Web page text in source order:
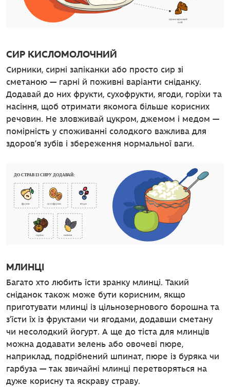
СИР КИСЛОМОЛОЧНИЙ
Сирники, сирні запіканки або просто сир зі
сметаною — гарні й поживні варіанти сніданку.
Додавай до них фрукти, сухофрукти, ягоди, горіхи та
насіння, щоб отримати якомога більше корисних
речовин. Не зловживай цукром, джемом і медом —
помірність у споживанні солодкого важлива для
здоров’я зубів і збереження нормальної ваги.
МЛИНЦІ
Багато хто любить їсти зранку млинці. Такий
сніданок також може бути корисним, якщо
приготувати млинці із цільнозернового борошна та
з’їсти їх із фруктами чи ягодами, додавши сметану
чи несолодкий йогурт. А ще до тіста для млинців
можна додавати зелень або овочеві пюре,
наприклад, подрібнений шпинат, пюре із буряка чи
гарбуза — так звичайні млинці перетворяться на
дуже корисну та яскраву страву.